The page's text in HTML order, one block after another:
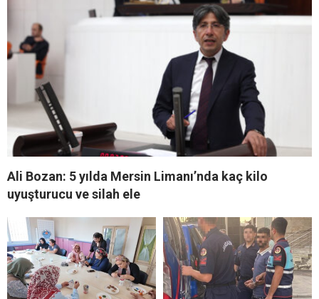
Ali Bozan: 5 yılda Mersin Limanı’nda kaç kilo
uyuşturucu ve silah ele